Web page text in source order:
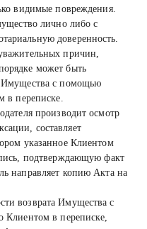
видимые повреждения.
лично либо с
доверенность.
причин,
может быть
Имущества с помощью
в переписке.
производит осмотр
составляет
указанное Клиентом
подтверждающую факт
направляет копию Акта на
возврата Имущества с
Клиентом в переписке,